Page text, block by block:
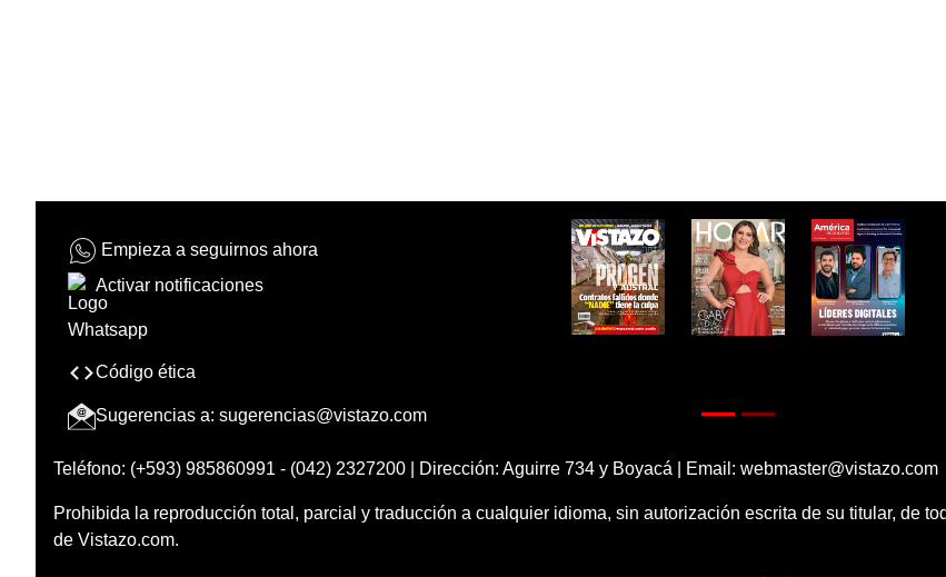
Empieza a seguirnos ahora
Activar notificaciones
Código ética
Sugerencias a: sugerencias@vistazo.com
Teléfono: (+593) 985860991 - (042) 2327200 | Dirección: Aguirre 734 y Boyacá | Email: webmaster@vistazo.com
Prohibida la reproducción total, parcial y traducción a cualquier idioma, sin autorización escrita de su titular, de
de Vistazo.com.